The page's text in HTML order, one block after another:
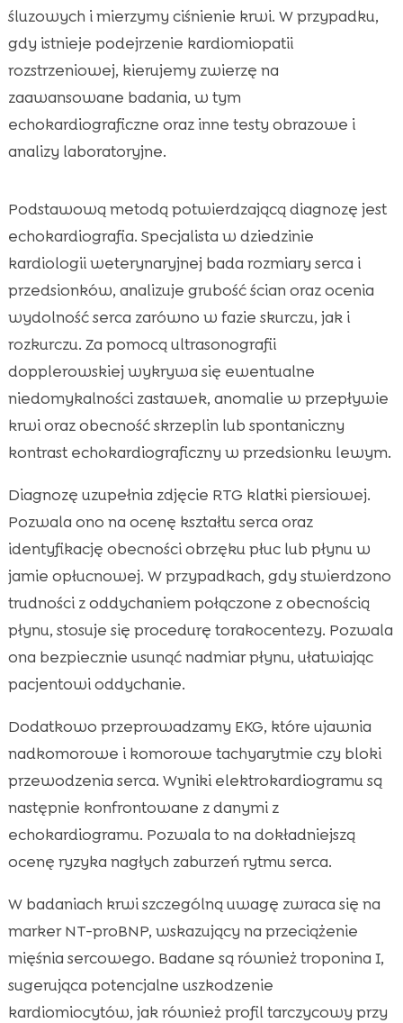
śluzowych i mierzymy ciśnienie krwi. W przypadku,
gdy istnieje podejrzenie kardiomiopatii
rozstrzeniowej, kierujemy zwierzę na
zaawansowane badania, w tym
echokardiograficzne oraz inne testy obrazowe i
analizy laboratoryjne.
Podstawową metodą potwierdzającą diagnozę jest
echokardiografia. Specjalista w dziedzinie
kardiologii weterynaryjnej bada rozmiary serca i
przedsionków, analizuje grubość ścian oraz ocenia
wydolność serca zarówno w fazie skurczu, jak i
rozkurczu. Za pomocą ultrasonografii
dopplerowskiej wykrywa się ewentualne
niedomykalności zastawek, anomalie w przepływie
krwi oraz obecność skrzeplin lub spontaniczny
kontrast echokardiograficzny w przedsionku lewym.
Diagnozę uzupełnia zdjęcie RTG klatki piersiowej.
Pozwala ono na ocenę kształtu serca oraz
identyfikację obecności obrzęku płuc lub płynu w
jamie opłucnowej. W przypadkach, gdy stwierdzono
trudności z oddychaniem połączone z obecnością
płynu, stosuje się procedurę torakocentezy. Pozwala
ona bezpiecznie usunąć nadmiar płynu, ułatwiając
pacjentowi oddychanie.
Dodatkowo przeprowadzamy EKG, które ujawnia
nadkomorowe i komorowe tachyarytmie czy bloki
przewodzenia serca. Wyniki elektrokardiogramu są
następnie konfrontowane z danymi z
echokardiogramu. Pozwala to na dokładniejszą
ocenę ryzyka nagłych zaburzeń rytmu serca.
W badaniach krwi szczególną uwagę zwraca się na
marker NT-proBNP, wskazujący na przeciążenie
mięśnia sercowego. Badane są również troponina I,
sugerująca potencjalne uszkodzenie
kardiomiocytów, jak również profil tarczycowy przy